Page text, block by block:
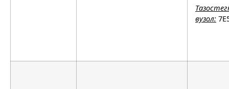
вузол: